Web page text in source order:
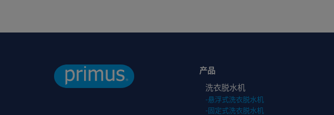
产品
洗衣脱水机
-悬浮式洗衣脱水机
- 固定式洗衣脱水机